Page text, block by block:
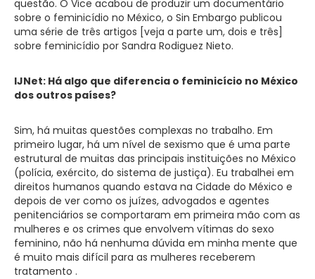
questão. O Vice acabou de produzir um documentário
sobre o feminicídio no México, o Sin Embargo publicou
uma série de três artigos [veja a parte um, dois e três]
sobre feminicídio por Sandra Rodiguez Nieto.
IJNet: Há algo que diferencia o feminicício no México
dos outros países?
Sim, há muitas questões complexas no trabalho. Em
primeiro lugar, há um nível de sexismo que é uma parte
estrutural de muitas das principais instituições no México
(polícia, exército, do sistema de justiça). Eu trabalhei em
direitos humanos quando estava na Cidade do México e
depois de ver como os juízes, advogados e agentes
penitenciários se comportaram em primeira mão com as
mulheres e os crimes que envolvem vítimas do sexo
feminino, não há nenhuma dúvida em minha mente que
é muito mais difícil para as mulheres receberem
tratamento .